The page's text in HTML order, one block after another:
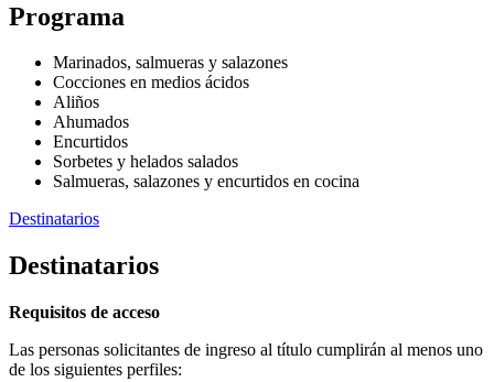
Programa
Marinados, salmueras y salazones
Cocciones en medios ácidos
Aliños
Ahumados
Encurtidos
Sorbetes y helados salados
Salmueras, salazones y encurtidos en cocina
Destinatarios
Destinatarios
Requisitos de acceso
Las personas solicitantes de ingreso al título cumplirán al menos uno
de los siguientes perfiles: